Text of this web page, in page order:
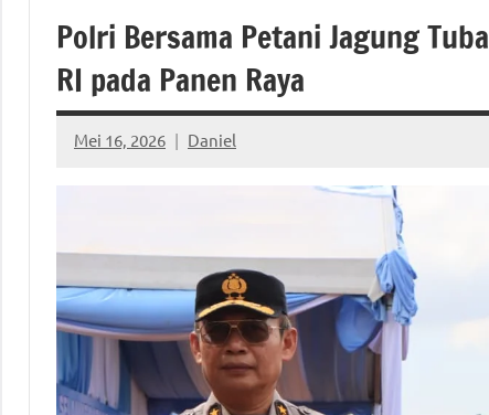
Polri Bersama Petani Jagung
RI pada Panen Raya
Mei 16, 2026 Daniel
No